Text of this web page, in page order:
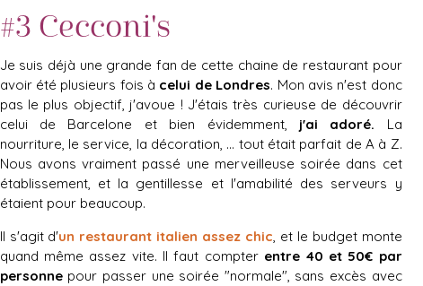
#3 Cecconi's
Je suis déjà une grande fan de cette chaine de restaurant pour
avoir été plusieurs fois à celui de Londres. Mon avis n'est donc
pas le plus objectif, j'avoue ! J'étais très curieuse de découvrir
celui de Barcelone et bien évidemment, j'ai adoré. La
nourriture, le service, la décoration, ... tout était parfait de A à Z.
Nous avons vraiment passé une merveilleuse soirée dans cet
établissement, et la gentillesse et l'amabilité des serveurs y
étaient pour beaucoup.
Il s'agit d'un restaurant italien assez chic, et le budget monte
quand même assez vite. Il faut compter entre 40 et 50€ par
personnepour passer une soirée "normale", sans excès avec